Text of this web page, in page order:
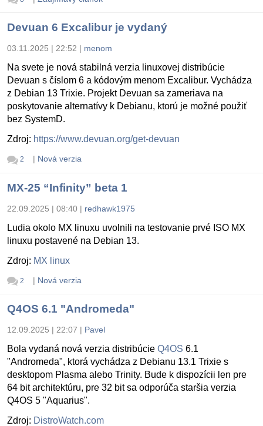
Devuan 6 Excalibur je vydaný
03.11.2025 | 22:52 | menom
Na svete je nová stabilná verzia linuxovej distribúcie
Devuan s číslom 6 a kódovým menom Excalibur. Vychádza
z Debian 13 Trixie. Projekt Devuan sa zameriava na
poskytovanie alternatívy k Debianu, ktorú je možné použiť
bez SystemD.
Zdroj: https://www.devuan.org/get-devuan
2 | Nová verzia
MX-25 “Infinity” beta 1
22.09.2025 | 08:40 | redhawk1975
Ludia okolo MX linuxu uvolnili na testovanie prvé ISO MX
linuxu postavené na Debian 13.
Zdroj: MX linux
2 | Nová verzia
Q4OS 6.1 "Andromeda"
12.09.2025 | 22:07 | Pavel
Bola vydaná nová verzia distribúcie Q4OS 6.1
"Andromeda", ktorá vychádza z Debianu 13.1 Trixie s
desktopom Plasma alebo Trinity. Bude k dispozícii len pre
64 bit architektúru, pre 32 bit sa odporúča staršia verzia
Q4OS 5 "Aquarius".
Zdroj: DistroWatch.com